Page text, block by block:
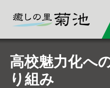
高校魅力化へ
り組み